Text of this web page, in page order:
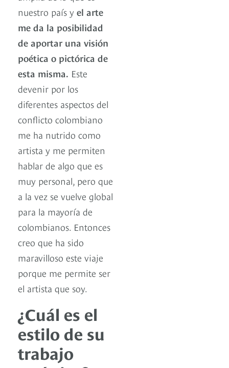
nuestro país y el arte
me da la posibilidad
de aportar una visión
poética o pictórica de
esta misma. Este
devenir por los
diferentes aspectos del
conflicto colombiano
me ha nutrido como
artista y me permiten
hablar de algo que es
muy personal, pero que
a la vez se vuelve global
para la mayoría de
colombianos. Entonces
creo que ha sido
maravilloso este viaje
porque me permite ser
el artista que soy.
¿Cuál es el
estilo de su
trabajo